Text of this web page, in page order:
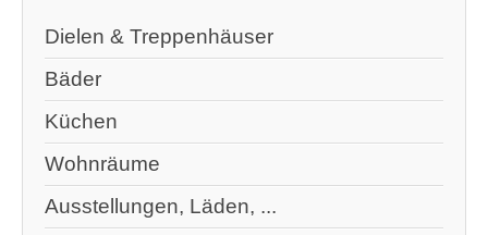
Dielen & Treppenhäuser
Bäder
Küchen
Wohnräume
Ausstellungen, Läden, ...